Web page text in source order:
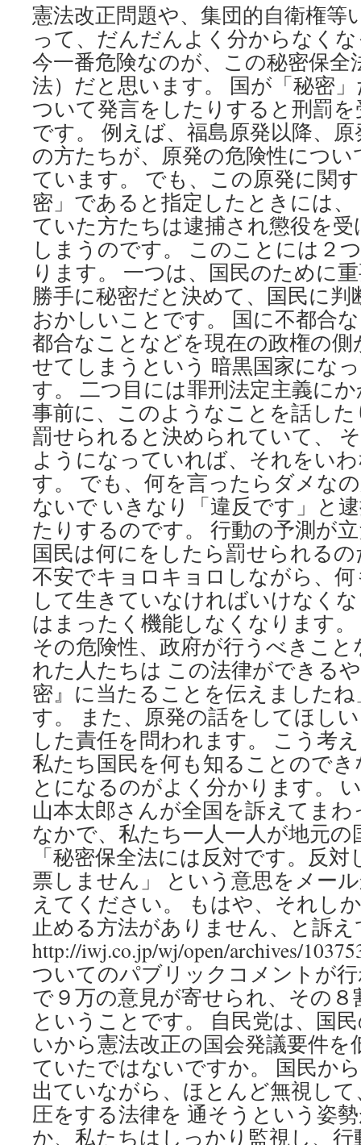
憲法改正問題や、集団的自衛権等
って、だんだんよく分からなく
今一番危険なのが、この秘密保全
法）だと思います。 国が「秘密
ついて発言をしたりすると刑罰
です。 例えば、福島原発以降、
の方たちが、原発の危険性につ
ています。 でも、この原発に関
密」であると指定したときには
ていた方たちは逮捕され懲役を
しまうのです。 このことには２
ります。 一つは、国民のために
勝手に秘密だと決めて、国民に
おかしいことです。 国に不都合
都合なことなどを現在の政権の
せてしまうという 暗黒国家にな
す。 二つ目には罪刑法定主義に
事前に、このようなことを話し
罰せられると決められていて、
ようになっていれば、それをい
す。 でも、何を言ったらダメな
ないで いきなり「違反です」と
たりするのです。 行動の予測が
国民は何にをしたら罰せられる
不安でキョロキョロしながら、
して生きていなければいけなく
はまったく機能しなくなります
その危険性、政府が行うべきこ
れた人たちは この法律ができる
密』に当たることを伝えました
す。 また、原発の話をしてほし
した責任を問われます。 こう考
私たち国民を何も知ることので
とになるのがよく分かります。
山本太郎さんが全国を訴えてま
なかで、私たち一人一人が地元
「秘密保全法には反対です。反
票しません」 という意思をメー
えてください。 もはや、それし
止める方法がありません、と訴
http://iwj.co.jp/wj/open/archives/
ついてのパブリックコメントが
で９万の意見が寄せられ、その
ということです。 自民党は、国
いから憲法改正の国会発議要件
ていたではないですか。 国民か
出ていながら、ほとんど無視し
圧をする法律を 通そうという姿
か、私たちはしっかり監視し、